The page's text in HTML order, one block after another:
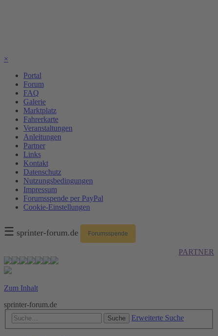
×
Portal
Forum
FAQ
Galerie
Marktplatz
Fahrerkarte
Veranstaltungen
Anleitungen
Partner
Links
Kontakt
Datenschutz
Nutzungsbedingungen
Impressum
Forumsspende per PayPal
Cookie-Einstellungen
☰ sprinter-forum.de Forumsspende
PARTNER
Zum Inhalt
sprinter-forum.de
Suche Erweiterte Suche